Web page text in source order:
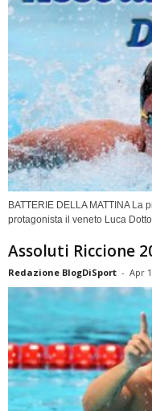
BATTERIE DELLA MATTINA La
protagonista il veneto Luca
Assoluti Riccione
Redazione BlogDiSport - Apr